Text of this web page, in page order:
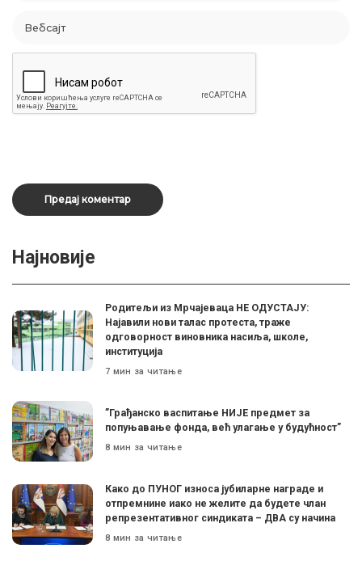
Најновије
Родитељи из Мрчајеваца НЕ ОДУСТАЈУ:
Најавили нови талас протеста, траже
одговорност виновника насиља, школе,
институција
7 мин за читање
”Грађанско васпитање НИЈЕ предмет за
попуњавање фонда, већ улагање у будућност”
8 мин за читање
Како до ПУНОГ износа јубиларне награде и
отпремнине иако не желите да будете члан
репрезентативног синдиката – ДВА су начина
8 мин за читање